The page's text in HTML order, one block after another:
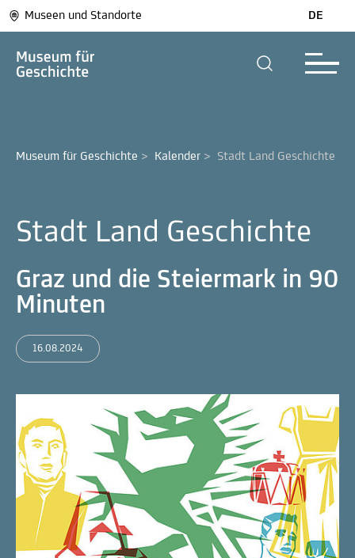
Museen und Standorte DE
Museum für Geschichte > Kalender > Stadt Land Geschichte
Stadt Land Geschichte
Graz und die Steiermark in 90
Minuten
16.08.2024